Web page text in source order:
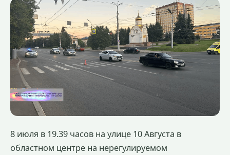
8 июля в 19.39 часов на улице 10 Августа в
областном центре на нерегулируемом